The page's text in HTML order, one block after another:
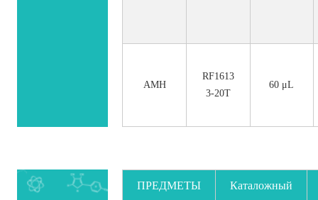
AMH
RF1613
3-20T
60 μL
ПРЕДМЕТЫ Каталожный